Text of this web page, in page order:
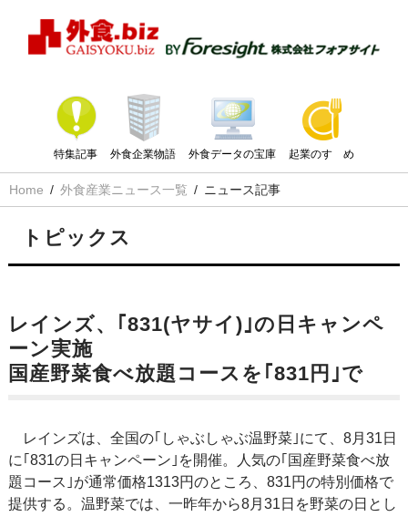
特集記事 外食企業物語 外食データの宝庫 起業のすゝめ
Home 外食産業ニュース一覧 ニュース記事
トピックス
レインズ、｢831(ヤサイ)｣の日キャンペ
ーン実施
国産野菜食べ放題コースを｢831円｣で
レインズは、全国の｢しゃぶしゃぶ温野菜｣にて、8月31日
に｢831の日キャンペーン｣を開催。人気の｢国産野菜食べ放
題コース｣が通常価格1313円のところ、831円の特別価格で
提供する。温野菜では、一昨年から8月31日を野菜の日とし